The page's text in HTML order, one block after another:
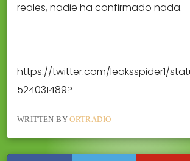
reales, nadie ha confirmado nada.
https://twitter.com/leaksspider1/
524031489?
WRITTEN BYORTRADIO